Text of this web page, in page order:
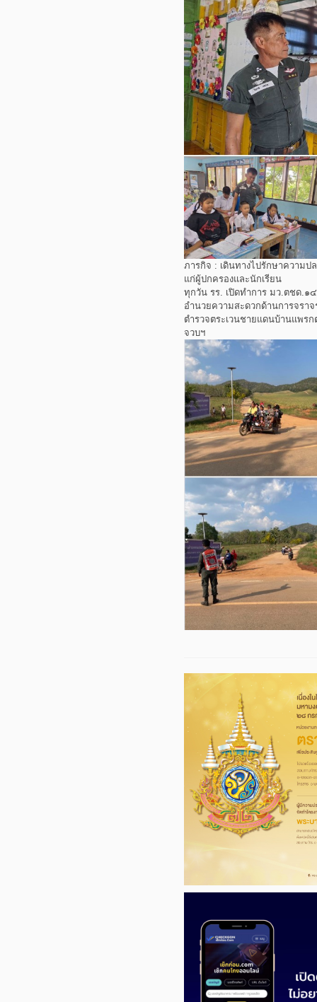
ภารกิจ : เดินทางไปรักษาความป
แก่ผู้ปกครองและนักเรียน
ทุกวัน รร. เปิดทำการ มว.ตชด.๑
อำนวยความสะดวกด้านการจรา
ตำรวจตระเวนชายแดนบ้านแพร
จวบฯ